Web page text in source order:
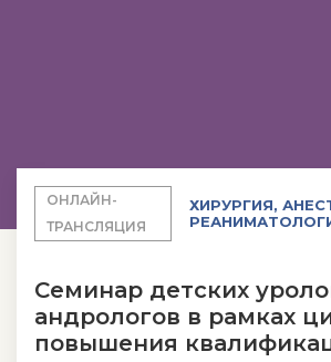
ОНЛАЙН-
ТРАНСЛЯЦИЯ
ХИРУРГИЯ,
Семинар детских
андрологов в рамках
повышения